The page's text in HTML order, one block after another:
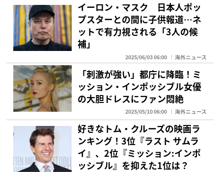
イーロン・マスク 日本人ポッ
プスターとの間に子供報道…ネ
ットで有力視される「3人の候
補」
2025/06/03 06:00 海外ニュース
「刺激が強い」都庁に降臨！ミ
ッション・インポッシブル女優
の大胆ドレスにファン悶絶
2025/05/10 06:00 海外ニュース
好きなトム・クルーズの映画ラ
ンキング！3位『ラスト サムラ
イ』、2位『ミッション:インポ
ッシブル』を抑えた1位は？